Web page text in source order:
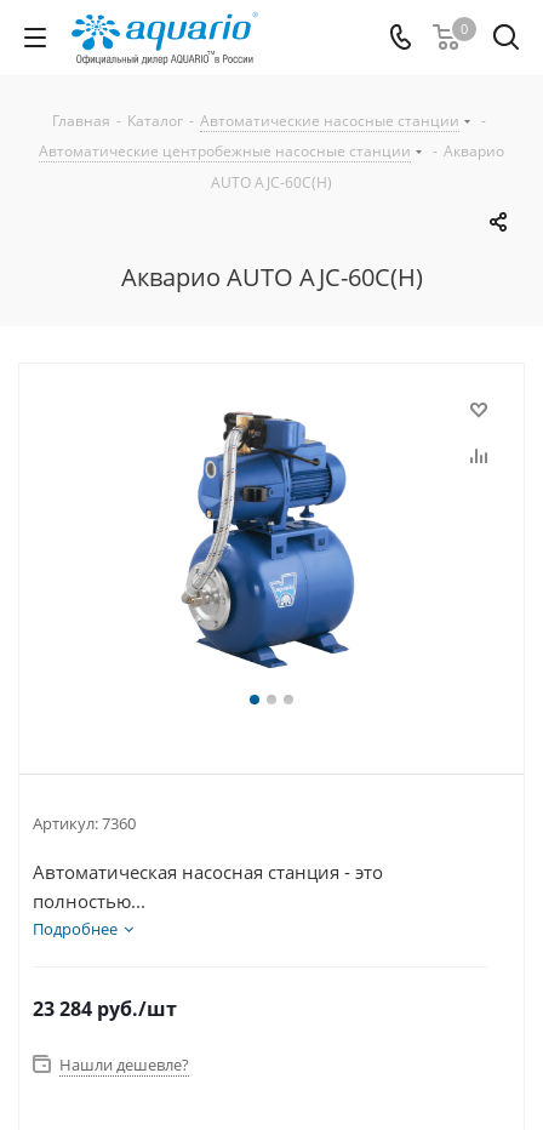
0
Главная - Каталог - Автоматические насосные станции
-
Автоматические центробежные насосные станции
- Акварио
AUTO AJC-60C(H)
Акварио AUTO AJC-60C(H)
Артикул:7360
Автоматическая насосная станция - это
полностью...
Подробнее
23 284 руб./шт
Нашли дешевле?